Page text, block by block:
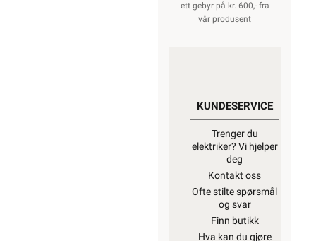
ett gebyr på kr. 600,- fra
vår produsent
KUNDESERVICE
Trenger du
elektriker? Vi hjelper
deg
Kontakt oss
Ofte stilte spørsmål
og svar
Finn butikk
Hva kan du gjøre